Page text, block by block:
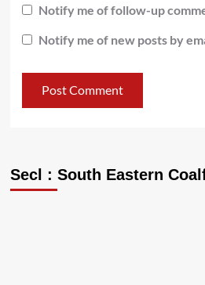
Notify me of follow-up
Notify me of new posts by
Secl : South Eastern